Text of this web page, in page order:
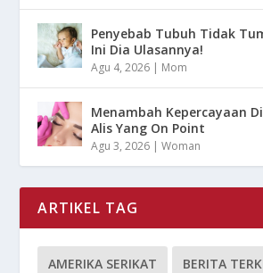
Penyebab Tubuh Tidak
Ini Dia Ulasannya!
Agu 4, 2026 | Mom
Menambah Kepercayaan
Alis Yang On Point
Agu 3, 2026 |Woman
ARTIKEL TAG
AMERIKA SERIKAT BERITA